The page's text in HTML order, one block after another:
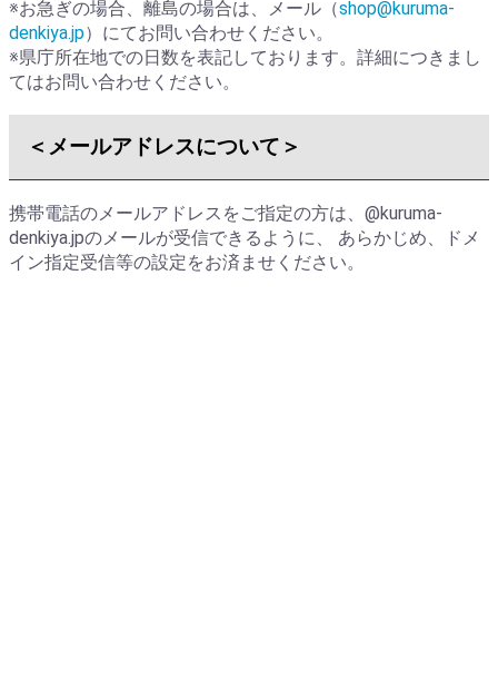
※お急ぎの場合、離島の場合は、メール（shop@kuruma-
denkiya.jp）にてお問い合わせください。
※県庁所在地での日数を表記しております。詳細につきまし
てはお問い合わせください。
＜メールアドレスについて＞
携帯電話のメールアドレスをご指定の方は、 @kuruma-
denkiya.jpのメールが受信できるように、 あらかじめ、ドメ
イン指定受信等の設定をお済ませください。